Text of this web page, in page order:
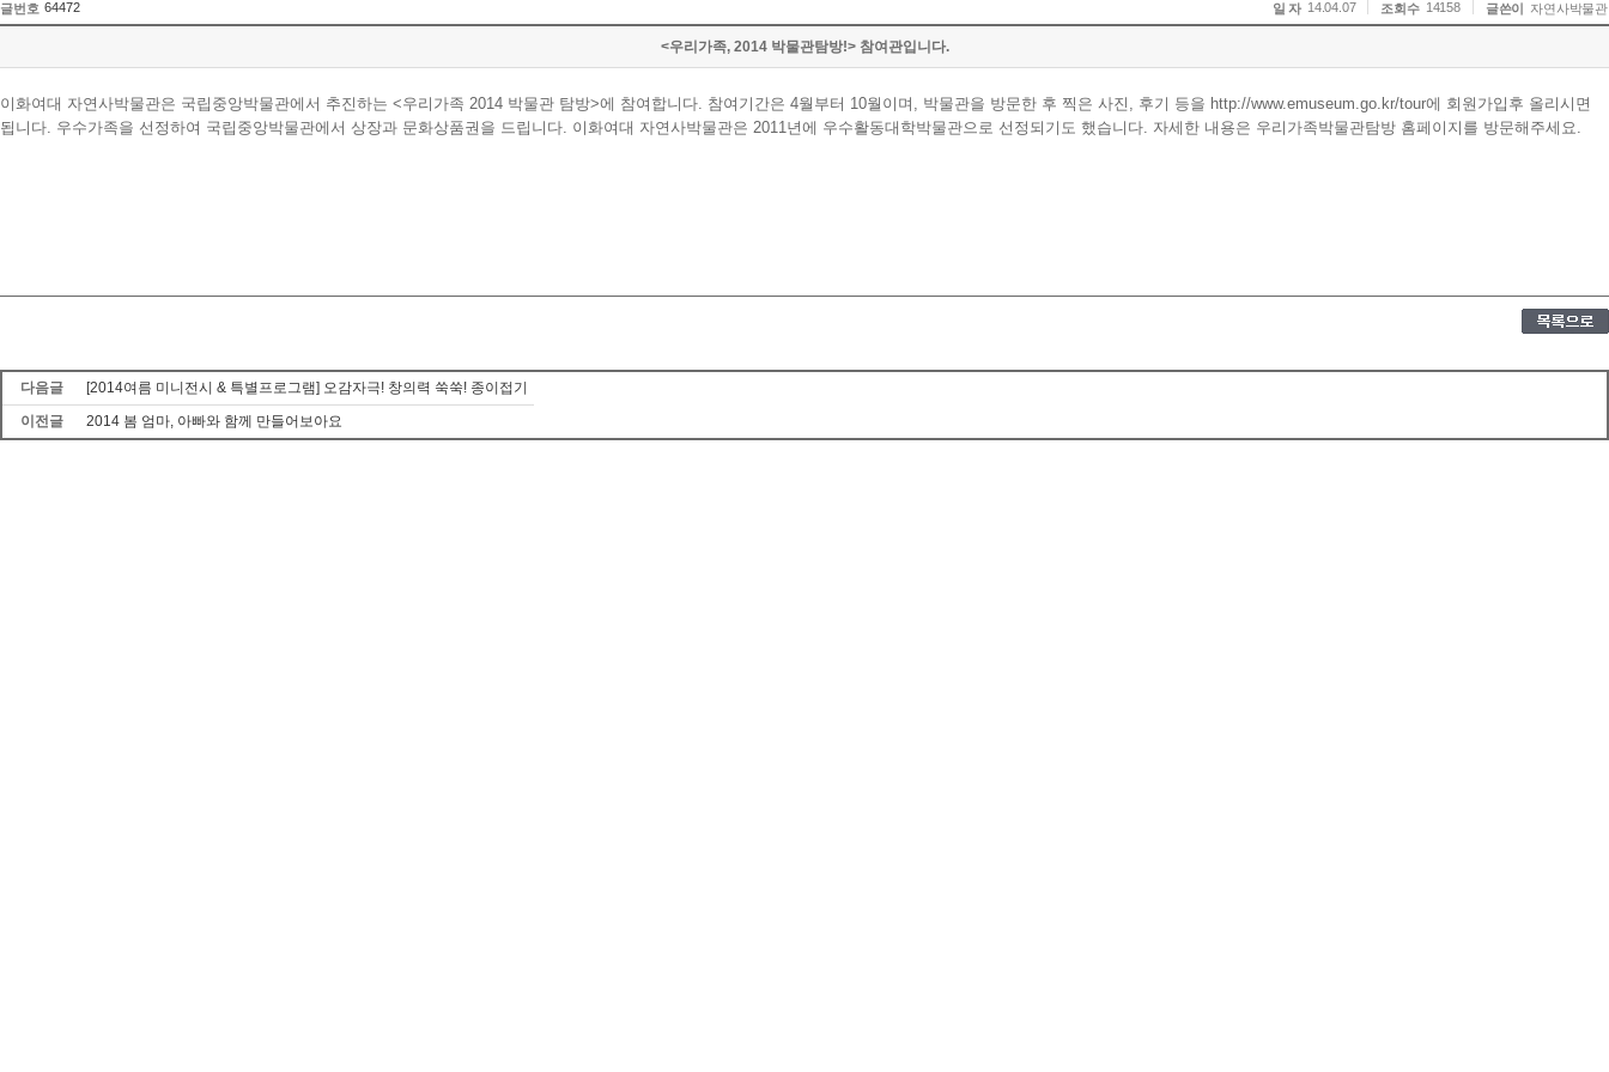
글번호 64472 일 자 14.04.07 조회수 14158 글쓴이 자연사박물관
<우리가족, 2014 박물관탐방!> 참여관입니다.
이화여대 자연사박물관은 국립중앙박물관에서 추진하는 <우리가족 2014 박물관 탐방>에 참여합니다. 참여기간은 4월부터 10월이며, 박물관을 방문한 후 찍은 사진, 후기 등을 http://www.emuseum.go.kr/tour에 회원가입후 올리시면
됩니다. 우수가족을 선정하여 국립중앙박물관에서 상장과 문화상품권을 드립니다. 이화여대 자연사박물관은 2011년에 우수활동대학박물관으로 선정되기도 했습니다. 자세한 내용은 우리가족박물관탐방 홈페이지를 방문해주세요.
다음글
[2014여름 미니전시 & 특별프로그램] 오감자극! 창의력 쑥쑥! 종이접기
이전글
2014 봄 엄마, 아빠와 함께 만들어보아요